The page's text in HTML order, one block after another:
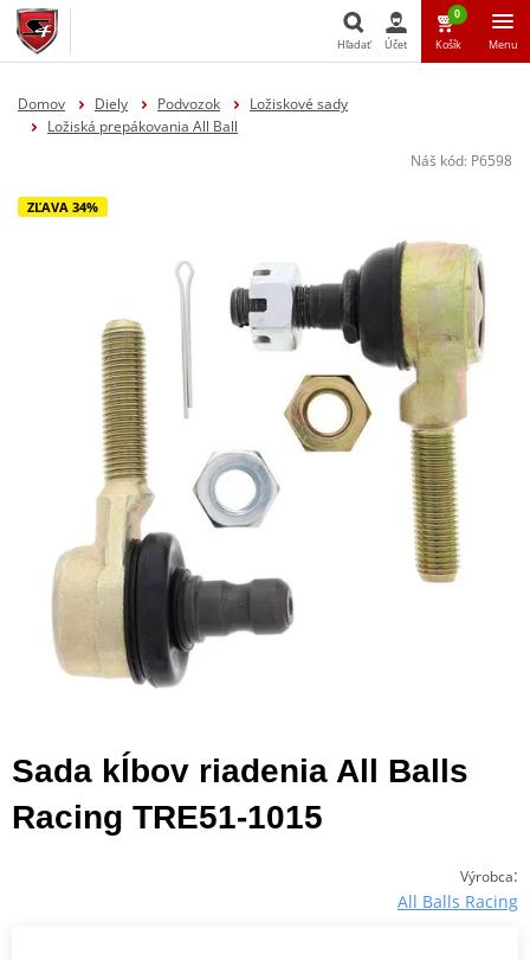
Hľadať Účet
0
Košík Menu
Domov Diely Podvozok
Ložiskové sady
Ložiská prepákovania All Ball
Náš kód: P6598
ZĽAVA 34%
Sada kĺbov riadenia All Balls
Racing TRE51-1015
Výrobca:
All Balls Racing